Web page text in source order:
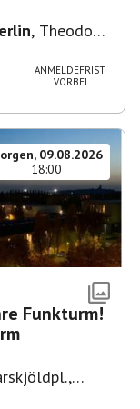
, Theodor-
ANMELDEFRIST
VORBEI
09.08.2026
18:00
Funkturm!